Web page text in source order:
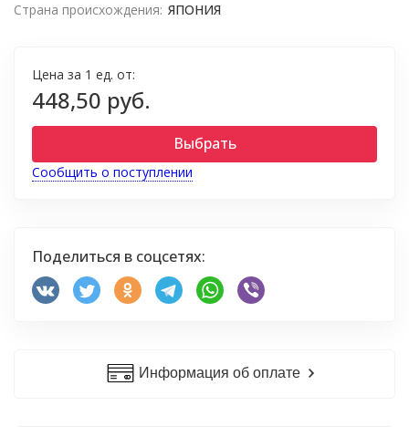
Страна происхождения: ЯПОНИЯ
Цена за 1 ед. от:
448,50 руб.
Выбрать
Сообщить о поступлении
Поделиться в соцсетях:
Информация об оплате